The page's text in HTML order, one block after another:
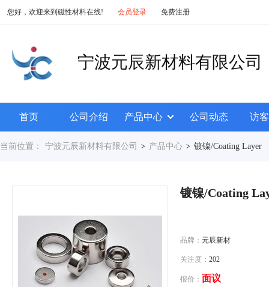
您好，欢迎来到磁性材料在线! 会员登录 免费注册
宁波元辰新材料有限公司
首页 公司介绍 产品中心 公司动态 访
当前位置： 宁波元辰新材料有限公司 > 产品中心 > 镀镍/Coating Layer
镀镍/Coating
品牌： 元辰新材
关注度： 202
报价： 面议